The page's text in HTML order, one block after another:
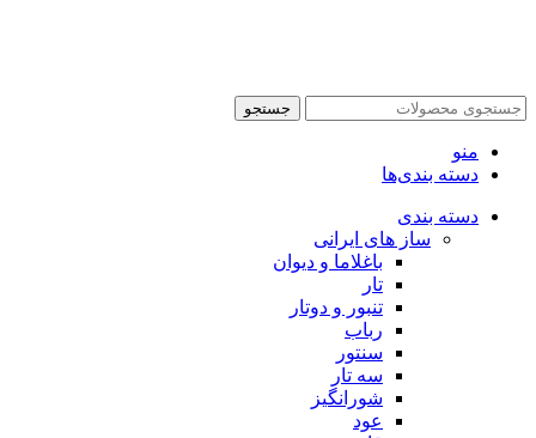
جستجو
منو
دسته بندی‌ها
دسته بندی
ساز های ایرانی
باغلاما و دیوان
تار
تنبور و دوتار
رباب
سنتور
سه تار
شورانگیز
عود